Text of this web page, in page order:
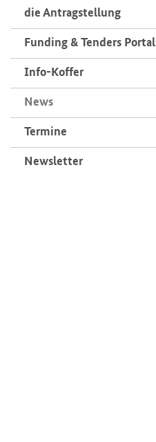
die An­trag­stel­lung
Fun­ding & Ten­ders Por­tal
Info-​Koffer
News
Ter­mi­ne
News­let­ter